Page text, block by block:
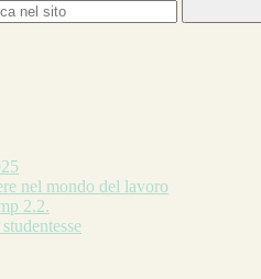
nel mondo del lavoro
2.2.